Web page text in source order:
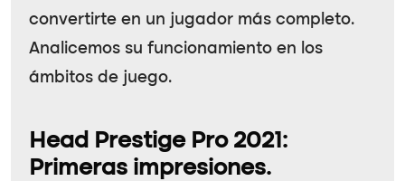
convertirte en un jugador más completo.
Analicemos su funcionamiento en los
ámbitos de juego.
Head Prestige Pro 2021:
Primeras impresiones.